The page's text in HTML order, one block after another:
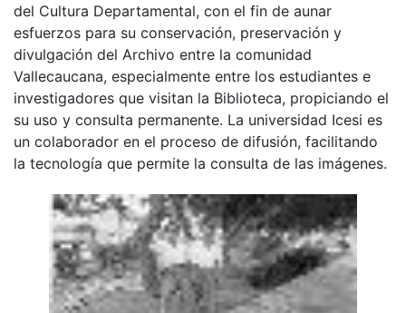
del Cultura Departamental, con el fin de aunar
esfuerzos para su conservación, preservación y
divulgación del Archivo entre la comunidad
Vallecaucana, especialmente entre los estudiantes e
investigadores que visitan la Biblioteca, propiciando el
su uso y consulta permanente. La universidad Icesi es
un colaborador en el proceso de difusión, facilitando
la tecnología que permite la consulta de las imágenes.